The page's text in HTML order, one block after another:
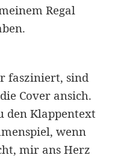
Regal
fasziniert, sind
Cover ansich.
den Klappentext
wenn
mir ans Herz